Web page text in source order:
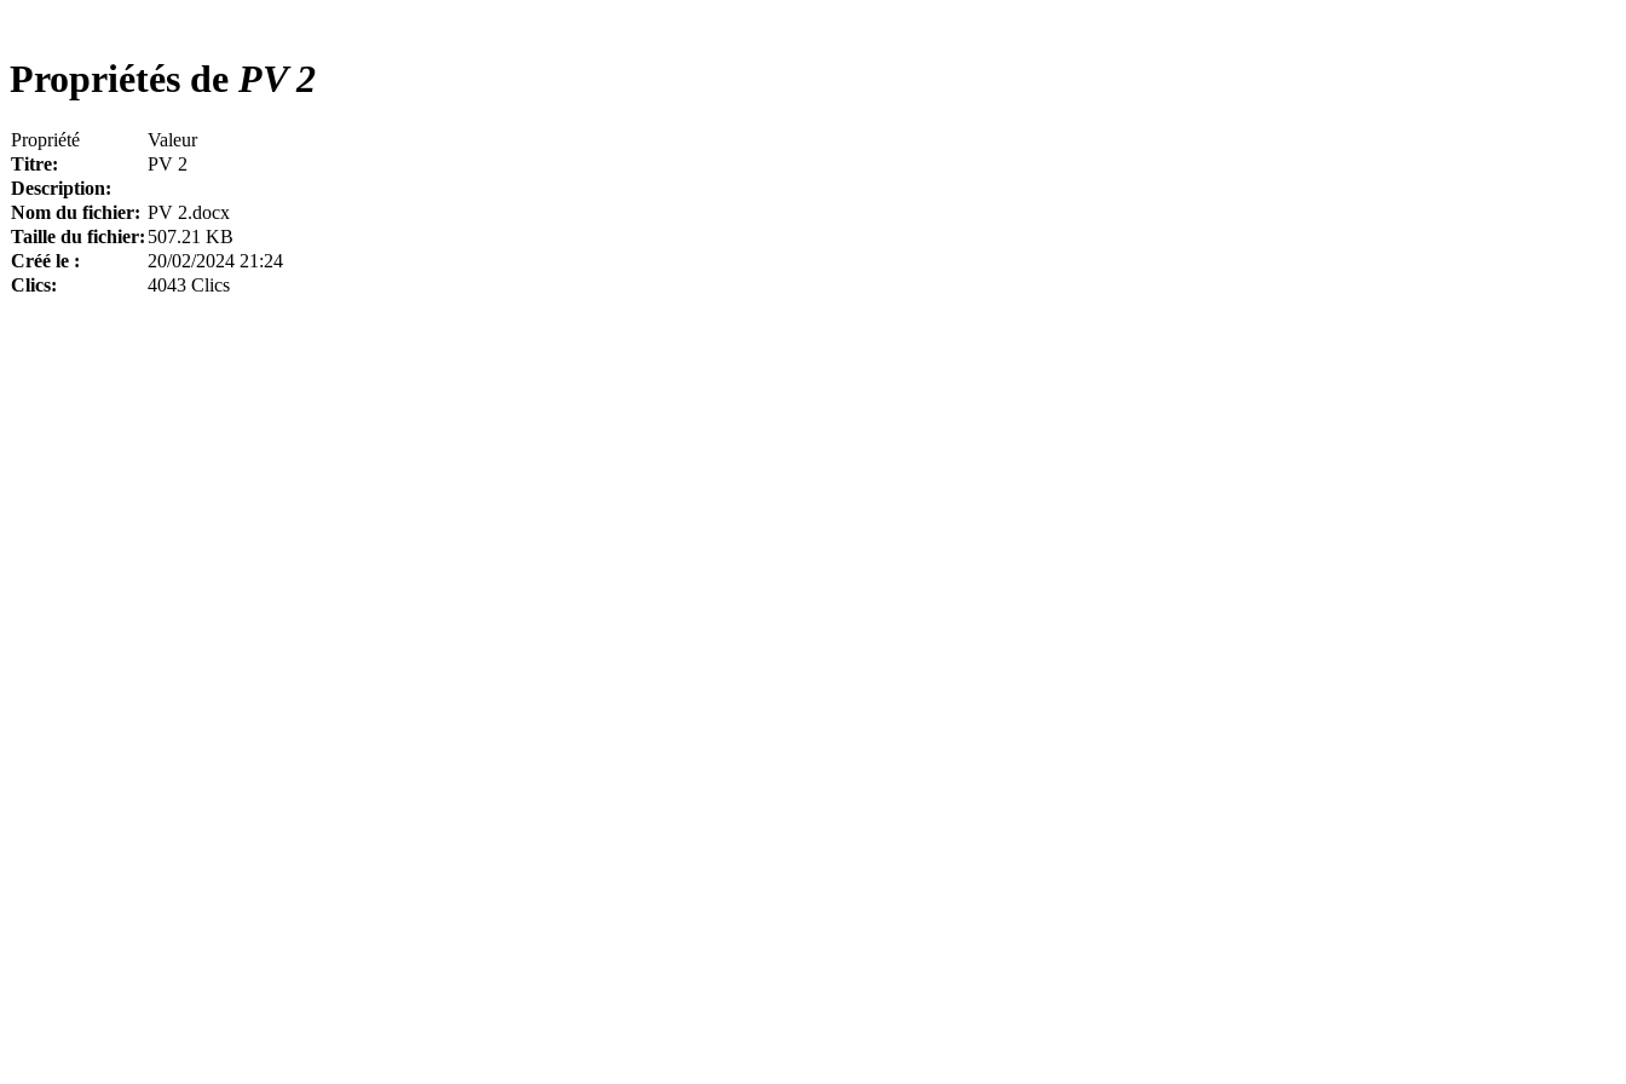
Propriétés de PV 2
Propriété
Valeur
Titre:
PV 2
Description:
Nom du fichier: PV 2.docx
Taille du fichier: 507.21 KB
Créé le :
20/02/2024 21:24
Clics:
4043 Clics